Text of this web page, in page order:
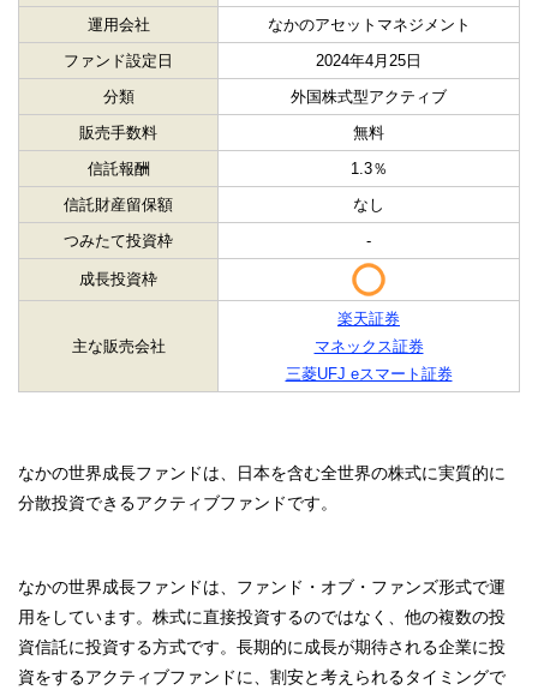
運用会社
なかのアセットマネジメント
ファンド設定日
2024年4月25日
分類
外国株式型アクティブ
販売手数料
無料
信託報酬
1.3％
信託財産留保額
なし
つみたて投資枠
-
成長投資枠
主な販売会社
楽天証券
マネックス証券
三菱UFJ eスマート証券
なかの世界成長ファンドは、日本を含む全世界の株式に実質的に
分散投資できるアクティブファンドです。
なかの世界成長ファンドは、ファンド・オブ・ファンズ形式で運
用をしています。株式に直接投資するのではなく、他の複数の投
資信託に投資する方式です。長期的に成長が期待される企業に投
資をするアクティブファンドに、割安と考えられるタイミングで